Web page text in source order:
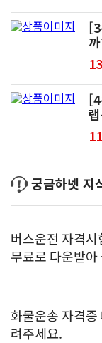
궁금하넷 지
버스운전 자격
무료로 다운받
화물운송 자격
려주세요.